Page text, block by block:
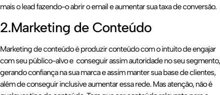
mais o lead fazendo-o abrir o email e aumentar sua taxa de conversão.
2.Marketing de Conteúdo
Marketing de conteúdo é produzir conteúdo com o intuito de engajar
com seu público-alvo e conseguir assim autoridade no seu segmento,
gerando confiança na sua marca e assim manter sua base de clientes,
além de conseguir inclusive aumentar essa rede. Mas atenção, não é